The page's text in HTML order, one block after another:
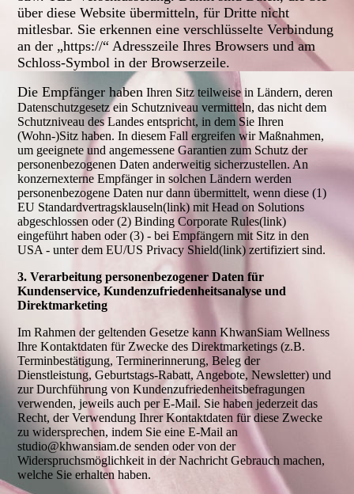
über diese Website übermitteln, für Dritte nicht
mitlesbar. Sie erkennen eine verschlüsselte Verbindung
an der „https://“ Adresszeile Ihres Browsers und am
Schloss-Symbol in der Browserzeile.
Die Empfänger haben Ihren Sitz teilweise in Ländern, deren
Datenschutzgesetz ein Schutzniveau vermitteln, das nicht dem
Schutzniveau des Landes entspricht, in dem Sie Ihren
(Wohn-)Sitz haben. In diesem Fall ergreifen wir Maßnahmen,
um geeignete und angemessene Garantien zum Schutz der
personenbezogenen Daten anderweitig sicherzustellen. An
konzernexterne Empfänger in solchen Ländern werden
personenbezogene Daten nur dann übermittelt, wenn diese (1)
EU Standardvertragsklauseln(link) mit Head on Solutions
abgeschlossen oder (2) Binding Corporate Rules(link)
eingeführt haben oder (3) - bei Empfängern mit Sitz in den
USA - unter dem EU/US Privacy Shield(link) zertifiziert sind.
3. Verarbeitung personenbezogener Daten für
Kundenservice, Kundenzufriedenheitsanalyse und
Direktmarketing
Im Rahmen der geltenden Gesetze kann KhwanSiam Wellness
Ihre Kontaktdaten für Zwecke des Direktmarketings (z.B.
Terminbestätigung, Terminerinnerung, Beleg der
Dienstleistung, Geburtstags-Rabatt, Angebote, Newsletter) und
zur Durchführung von Kundenzufriedenheitsbefragungen
verwenden, jeweils auch per E-Mail. Sie haben jederzeit das
Recht, der Verwendung Ihrer Kontaktdaten für diese Zwecke
zu widersprechen, indem Sie eine E-Mail an
studio@khwansiam.de senden oder von der
Widerspruchsmöglichkeit in der Nachricht Gebrauch machen,
welche Sie erhalten haben.